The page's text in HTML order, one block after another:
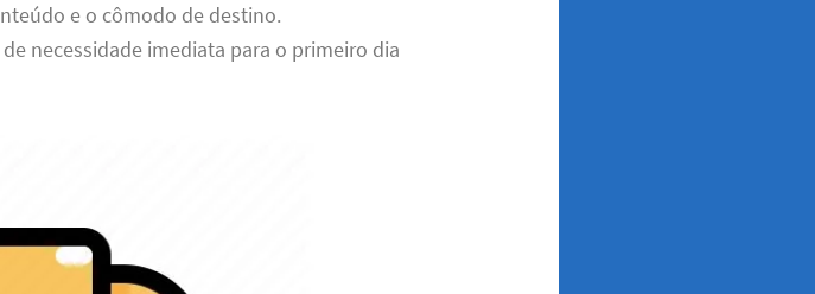
e o cômodo de destino.
necessidade imediata para o primeiro dia